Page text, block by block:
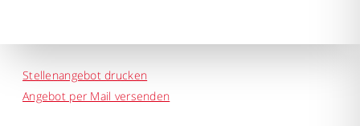
Stellenangebot drucken
Angebot per Mail versenden